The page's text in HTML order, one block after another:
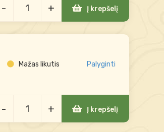
- + Į krepšelį
Mažas likutis Palyginti
- + Į krepšelį